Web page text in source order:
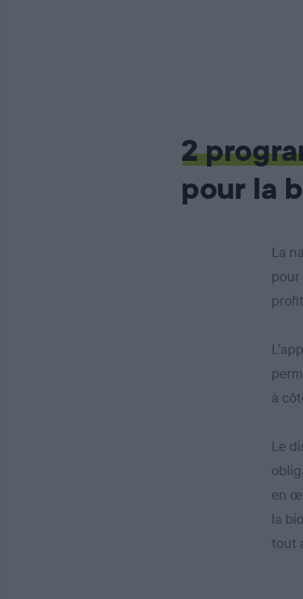
2
pour la
La
pour
à
Le
en
la
tout